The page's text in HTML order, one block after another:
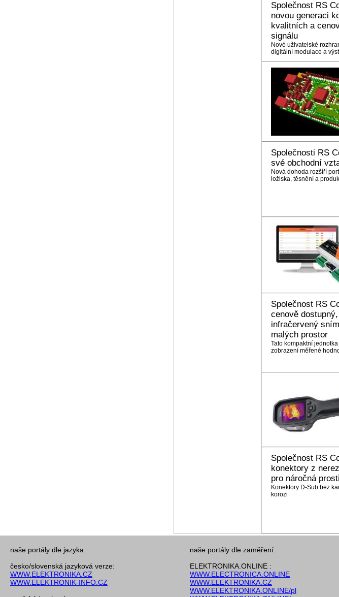
Společnost RS
novou generaci
kvalitních a
signálu
Nové uživatelské
digitální modulace a
Společnosti RS
své obchodní
Nová dohoda rozšíří
ložiska, těsnění a
Společnost RS
cenově
infračervený
malých prostor
Tato kompaktní
zobrazení měřené
Společnost RS
konektory z
pro náročná
Konektory D-Sub bez
korozi
naše portály dle jazyka:
česko/slovenská jazyková verze:
WWW.ELEKTRONIKA.CZ
WWW.ELEKTRONIK-INFO.CZ
naše portály dle zaměření:
ELEKTRONIKA.ONLINE :
WWW.ELECTRONICA.ONLINE
WWW.ELEKTRONIKA.CZ
WWW.ELEKTRONIKA.ONLINE/pl